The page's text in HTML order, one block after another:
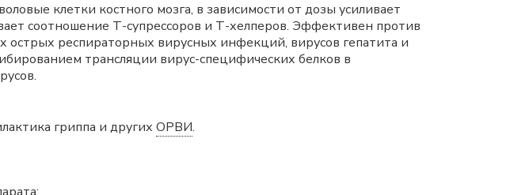
клетки костного мозга, в зависимости от дозы усиливает
соотношение Т-супрессоров и Т-хелперов. Эффективен против
острых респираторных вирусных инфекций, вирусов гепатита и
трансляции вирус-специфических белков в
гриппа и других ОРВИ.